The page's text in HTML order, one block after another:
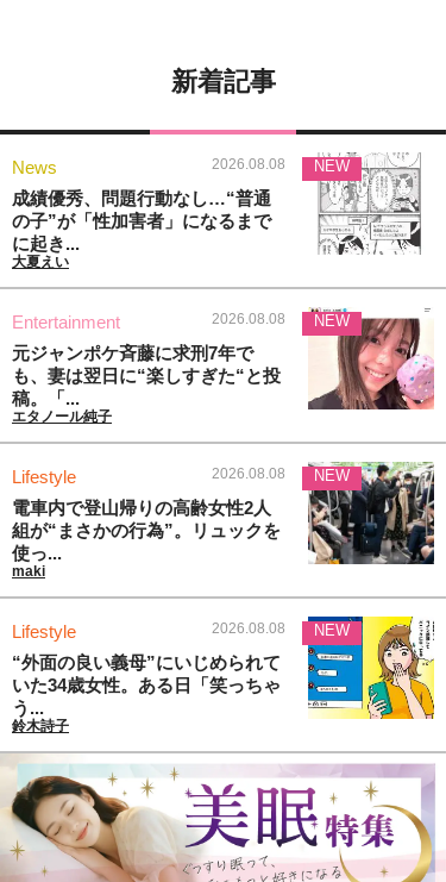
新着記事
News 2026.08.08
成績優秀、問題行動なし…“普通
の子”が「性加害者」になるまで
に起き...
大夏えい
NEW
Entertainment 2026.08.08
元ジャンポケ斉藤に求刑7年で
も、妻は翌日に“楽しすぎた“と投
稿。「...
エタノール純子
NEW
Lifestyle 2026.08.08
電車内で登山帰りの高齢女性2人
組が“まさかの行為”。リュックを
使っ...
maki
NEW
Lifestyle 2026.08.08
“外面の良い義母”にいじめられて
いた34歳女性。ある日「笑っちゃ
う...
鈴木詩子
NEW